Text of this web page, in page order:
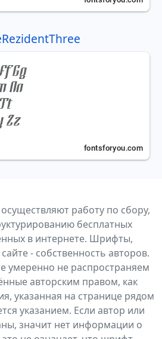
работу по сбору,
бесплатных
в интернете. Шрифты,
- собственность авторов.
умеренно не распространяем
авторским правом, как
указанная на странице рядом
указанием. Если автор или
значит нет информации о